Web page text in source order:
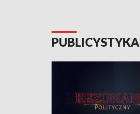
PUBLICYSTYKA